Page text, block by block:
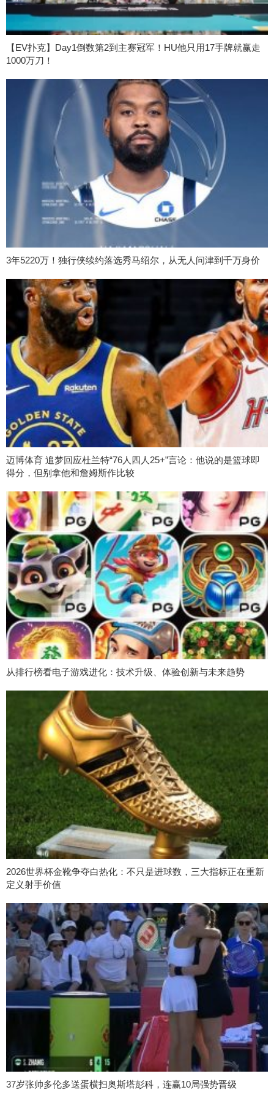
【EV扑克】Day1倒数第2到主赛冠军！HU他只用17手牌就赢走
1000万刀！
3年5220万！独行侠续约落选秀马绍尔，从无人问津到千万身价
迈博体育 追梦回应杜兰特“76人四人25+”言论：他说的是篮球即
得分，但别拿他和詹姆斯作比较
从排行榜看电子游戏进化：技术升级、体验创新与未来趋势
2026世界杯金靴争夺白热化：不只是进球数，三大指标正在重新
定义射手价值
37岁张帅多伦多送蛋横扫奥斯塔彭科，连赢10局强势晋级